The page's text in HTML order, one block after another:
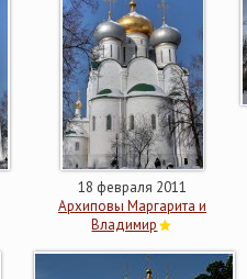
18 февраля 2011
Архиповы Маргарита и
Владимир